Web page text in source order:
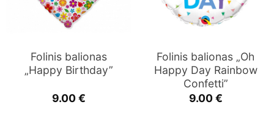
Folinis balionas
„Happy Birthday”
9.00€
Folinis balionas „Oh
Happy Day Rainbow
Confetti”
9.00€